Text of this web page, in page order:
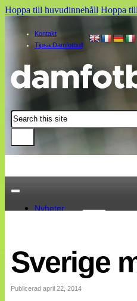
Hoppa till huvudinnehåll Hoppa
Kontakt
Tipsa Damfotboll
Sök
Nyheter
Landslaget
EM 2013
Internationellt
Bildreportage
Sverige
Publicerad april 22, 2014